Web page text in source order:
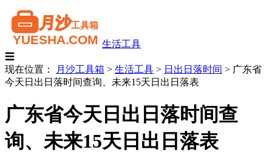
生活工具
☰
现在位置：
月沙工具箱 > 生活工具 > 日出日落时间 > 广东省
今天日出日落时间查询、未来15天日出日落表
广东省今天日出日落时间查
询、未来15天日出日落表